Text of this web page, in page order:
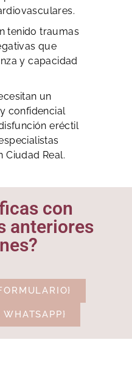
tenido traumas
que
y capacidad
un
confidencial
eréctil
Ciudad Real.
con
anteriores